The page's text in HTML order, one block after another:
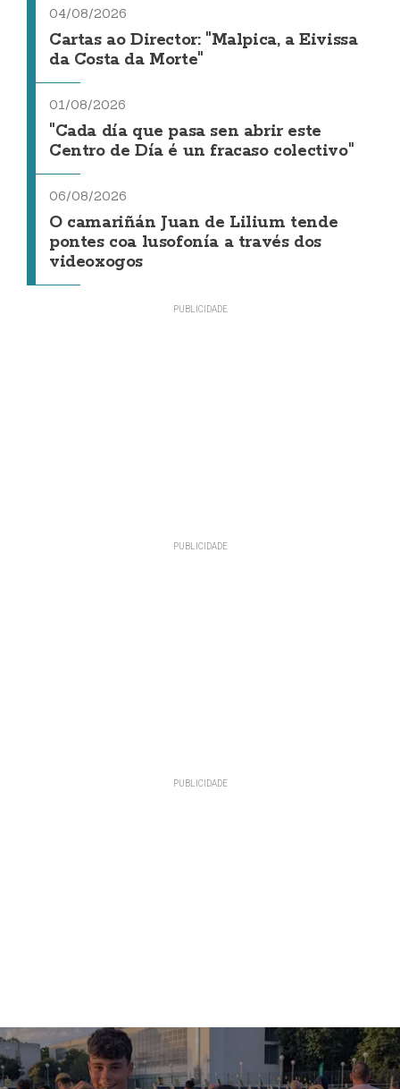
04/08/2026
Cartas ao Director: "Malpica, a Eivissa
da Costa da Morte"
01/08/2026
"Cada día que pasa sen abrir este
Centro de Día é un fracaso colectivo"
06/08/2026
O camariñán Juan de Lilium tende
pontes coa lusofonía a través dos
videoxogos